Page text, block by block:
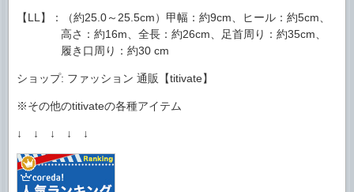
【LL】：（約25.0～25.5cm）甲幅：約9cm、ヒール：約5cm、
高さ：約16m、全長：約26cm、足首周り：約35cm、
履き口周り：約30 cm
ショップ: ファッション 通販【titivate】
※その他のtitivateの各種アイテム
↓ ↓ ↓ ↓ ↓